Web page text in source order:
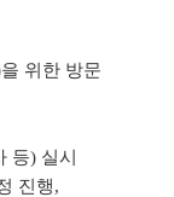
위한 방문
등) 실시
진행,